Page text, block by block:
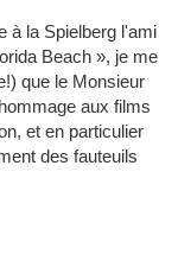
à la Spielberg l'ami
Beach », je me
que le Monsieur
aux films
et en particulier
des fauteuils